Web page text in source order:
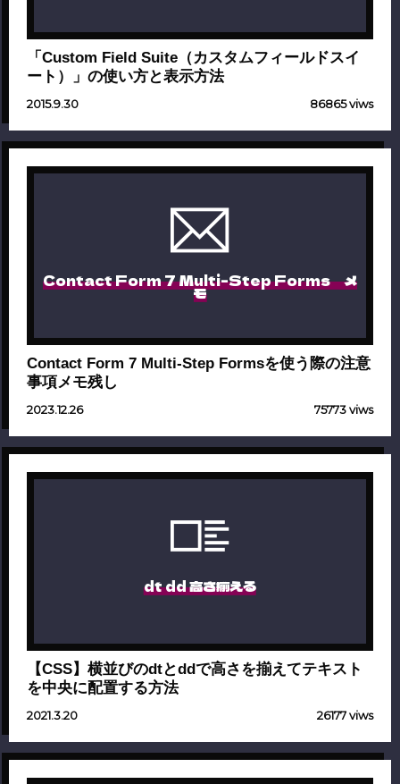
「Custom Field Suite（カスタムフィールドスイ
ート）」の使い方と表示方法
2015.9.30 86865 viws
Contact Form 7 Multi-Step Forms メ
モ
Contact Form 7 Multi-Step Formsを使う際の注意
事項メモ残し
2023.12.26 75773 viws
dt dd 高さ揃える
【CSS】横並びのdtとddで高さを揃えてテキスト
を中央に配置する方法
2021.3.20 26177 viws